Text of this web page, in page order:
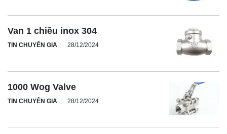
Van 1 chiều inox 304
TIN CHUYÊN GIA 28/12/2024
1000 Wog Valve
TIN CHUYÊN GIA 28/12/2024